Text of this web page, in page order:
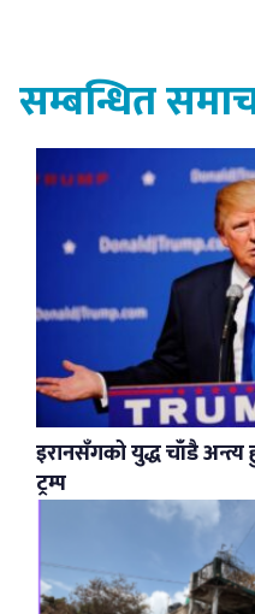
सम्बन्धित
इरानसँगको युद्ध चाँडै
ट्रम्प